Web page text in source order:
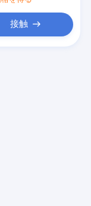
接触